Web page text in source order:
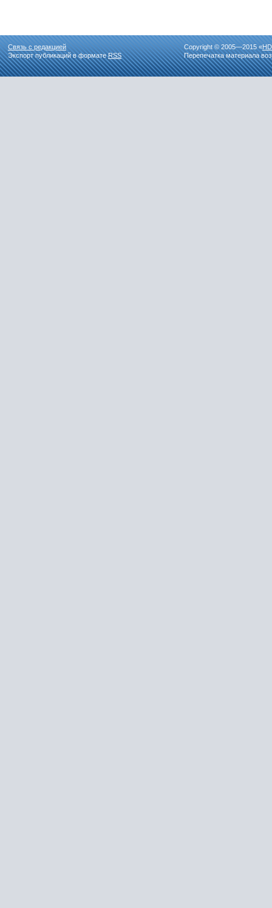
Связь с редакцией
Экспорт публикаций в форматеRSS
Copyright © 2005—2015 «
Перепечатка материала